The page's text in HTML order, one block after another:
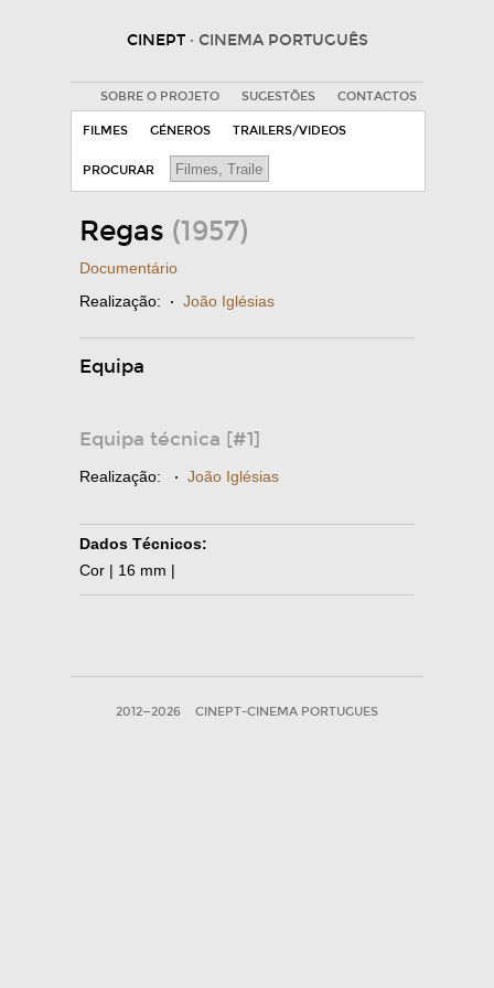
CINEPT · CINEMA PORTUGUÊS
SOBRE O PROJETO SUGESTÕES CONTACTOS
FILMES GÉNEROS TRAILERS/VIDEOS
PROCURAR
Regas (1957)
Documentário
Realização: · João Iglésias
Equipa
Equipa técnica [#1]
Realização: · João Iglésias
Dados Técnicos:
Cor | 16 mm |
2012—2026 CINEPT-CINEMA PORTUGUES